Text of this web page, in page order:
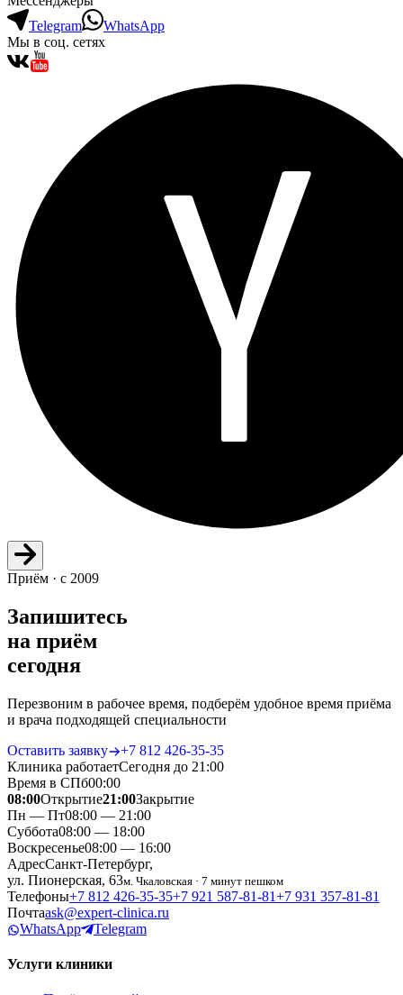
Telegram
WhatsApp
Мы в соц. сетях
Приём · с 2009
Запишитесь
на приём
сегодня
Перезвоним в рабочее время, подберём удобное время приёма
и врача подходящей специальности
Оставить заявку
+7 812 426‑35‑35
Клиника работаетСегодня до 21:00
Время в СПб00:00
08:00Открытие21:00Закрытие
Пн — Пт08:00 — 21:00
Суббота08:00 — 18:00
Воскресенье08:00 — 16:00
АдресСанкт-Петербург,
ул. Пионерская, 63м. Чкаловская · 7 минут пешком
Телефоны+7 812 426‑35‑35+7 921 587‑81‑81+7 931 357‑81‑81
Почтаask@expert-clinica.ru
WhatsApp
Telegram
Услуги клиники